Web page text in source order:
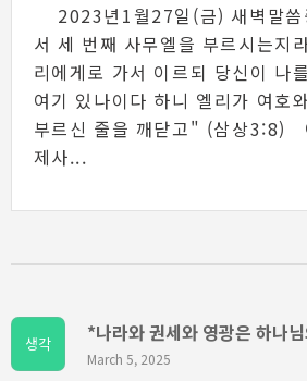
2023년1월27일(금) 새벽말씀
서 세 번째 사무엘을 부르시는지
리에게로 가서 이르되 당신이 나
여기 있나이다 하니 엘리가 여호
부르신 줄을 깨닫고" (삼상3:8)
제사...
생각 *나라와 권세와 영광은 하나
March 5, 2025